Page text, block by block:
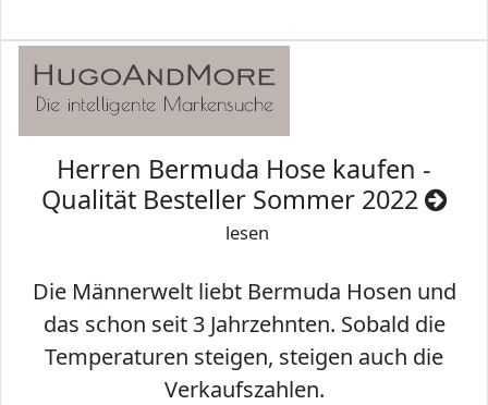
Herren Bermuda Hose kaufen -
Qualität Besteller Sommer 2022
lesen
Die Männerwelt liebt Bermuda Hosen und
das schon seit 3 Jahrzehnten. Sobald die
Temperaturen steigen, steigen auch die
Verkaufszahlen.